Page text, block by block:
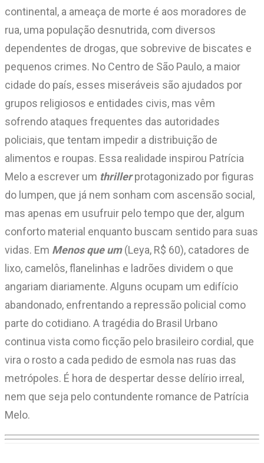
continental, a ameaça de morte é aos moradores de
rua, uma população desnutrida, com diversos
dependentes de drogas, que sobrevive de biscates e
pequenos crimes. No Centro de São Paulo, a maior
cidade do país, esses miseráveis são ajudados por
grupos religiosos e entidades civis, mas vêm
sofrendo ataques frequentes das autoridades
policiais, que tentam impedir a distribuição de
alimentos e roupas. Essa realidade inspirou Patrícia
Melo a escrever um thrillerprotagonizado por figuras
do lumpen, que já nem sonham com ascensão social,
mas apenas em usufruir pelo tempo que der, algum
conforto material enquanto buscam sentido para suas
vidas. Em Menos que um(Leya, R$ 60), catadores de
lixo, camelôs, flanelinhas e ladrões dividem o que
angariam diariamente. Alguns ocupam um edifício
abandonado, enfrentando a repressão policial como
parte do cotidiano. A tragédia do Brasil Urbano
continua vista como ficção pelo brasileiro cordial, que
vira o rosto a cada pedido de esmola nas ruas das
metrópoles. É hora de despertar desse delírio irreal,
nem que seja pelo contundente romance de Patrícia
Melo.